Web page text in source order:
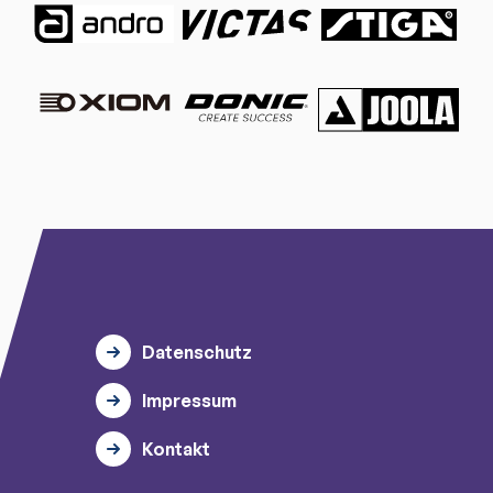
Datenschutz
Impressum
Kontakt